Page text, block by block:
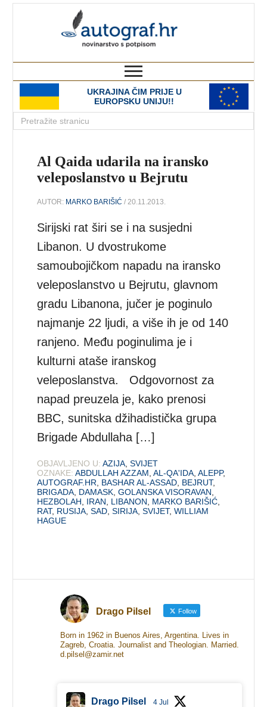
UKRAJINA ČIM PRIJE U
EUROPSKU UNIJU!!
Al Qaida udarila na iransko
veleposlanstvo u Bejrutu
AUTOR: MARKO BARIŠIĆ / 20.11.2013.
Sirijski rat širi se i na susjedni
Libanon. U dvostrukome
samoubojičkom napadu na iransko
veleposlanstvo u Bejrutu, glavnom
gradu Libanona, jučer je poginulo
najmanje 22 ljudi, a više ih je od 140
ranjeno. Među poginulima je i
kulturni ataše iranskog
veleposlanstva. Odgovornost za
napad preuzela je, kako prenosi
BBC, sunitska džihadistička grupa
Brigade Abdullaha […]
OBJAVLJENO U: AZIJA ,SVIJET
OZNAKE: ABDULLAH AZZAM ,AL-QA'IDA ,ALEPP,
AUTOGRAF.HR
BASHAR AL-ASSAD BEJRUT,
BRIGADA DAMASK ,GOLANSKA VISORAVAN
HEZBOLAH
IRAN LIBANON MARKO BARIŠIĆ
RAT, RUSIJA ,SAD ,SIRIJA ,SVIJET,WILLIAM
HAGUE
Drago Pilsel Follow
Born in 1962 in Buenos Aires, Argentina. Lives in
Zagreb, Croatia. Journalist and Theologian. Married.
d.pilsel@zamir.net
Drago Pilsel 4 Jul